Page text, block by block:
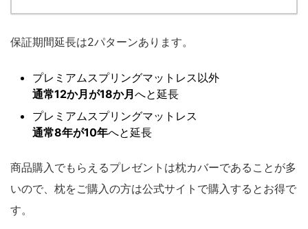
保証期間延長は2パターンあります。
プレミアムスプリングマットレス以外
通常12か月が18か月 へと延長
プレミアムスプリングマットレス
通常8年が10年へと延長
商品購入でもらえるプレゼントは枕カバーであることが多
いので、枕をご購入の方は公式サイトで購入するとお得で
す。